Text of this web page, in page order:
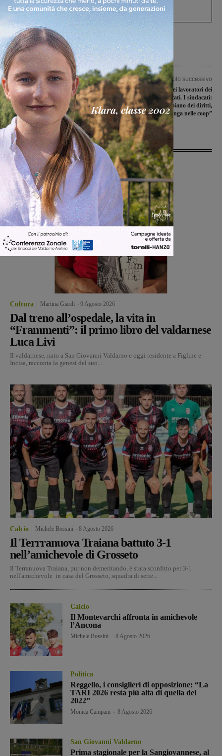
processo, lo stop ai sorpassi fra tir....
Articolo precedente
Il ValdarnInsieme soffre ma non si
ferma: terza vittoria in tre partite
Articolo successivo
Sabato lo sciopero dei lavoratori dei
supermercati. I sindacati:
“Arretramento sul piano dei diritti,
grave che questo avvenga nelle coop”
Ultime Notizie
Cultura Martina Giardi 9 Agosto 2026
Dal treno all’ospedale, la vita in
“Frammenti”: il primo libro del valdarnese
Luca Livi
Il valdarnese, nato a San Giovanni Valdarno e oggi residente a Figline e
Incisa, racconta la genesi del suo...
Calcio Michele Bossini 8 Agosto 2026
Il Terrranuova Traiana battuto 3-1
nell’amichevole di Grosseto
Il Terranuova Traiana, pur non demeritando, è stata sconfitto per 3-1
nell'amichevole in casa del Grosseto, squadra di serie...
Calcio
Il Montevarchi affronta in amichevole
l’Ancona
Michele Bossini 8 Agosto 2026
Politica
Reggello, i consiglieri di opposizione: “La
TARI 2026 resta più alta di quella del
2022”
Monica Campani 8 Agosto 2026
San Giovanni Valdarno
Prima stagionale per la Sangiovannese, al